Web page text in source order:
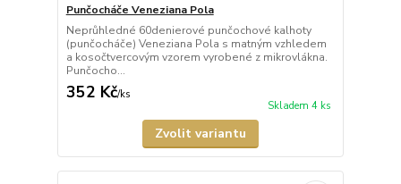
Punčocháče Veneziana Pola
Neprůhledné 60denierové punčochové kalhoty
(punčocháče) Veneziana Pola s matným vzhledem
a kosočtvercovým vzorem vyrobené z mikrovlákna.
Punčocho...
352 Kč/ks
Skladem 4 ks
Zvolit variantu